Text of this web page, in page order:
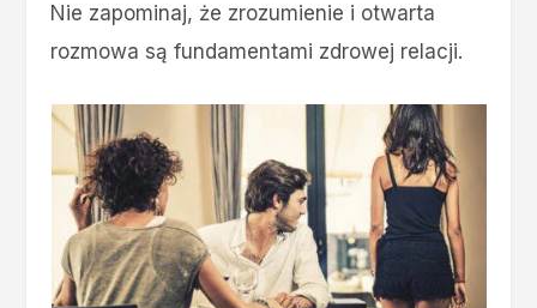
Nie zapominaj, że zrozumienie i otwarta
rozmowa są fundamentami zdrowej relacji.